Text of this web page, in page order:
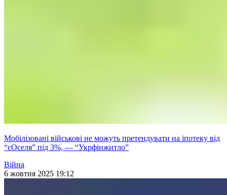
Мобілізовані військові не можуть претендувати на іпотеку від
“єОселя” під 3%, — “Укрфінжитло”
Війна
6 жовтня 2025 19:12